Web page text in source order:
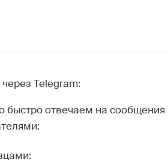
Telegram:
быстро отвечаем на сообщения